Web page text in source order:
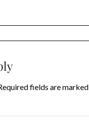
fields are marked